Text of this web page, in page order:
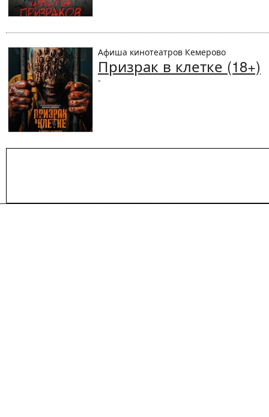
Афиша кинотеатров Кемерово
Призрак в клетке (18+)
-